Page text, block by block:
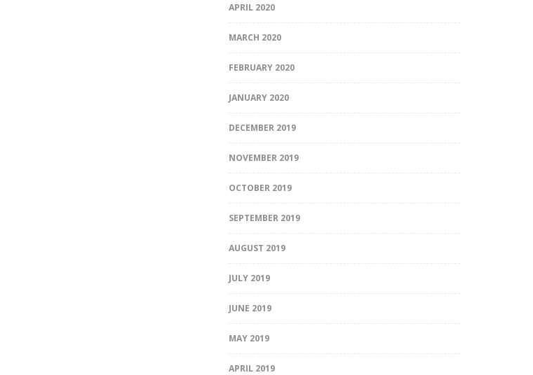
APRIL 2020
MARCH 2020
FEBRUARY 2020
JANUARY 2020
DECEMBER 2019
NOVEMBER 2019
OCTOBER 2019
SEPTEMBER 2019
AUGUST 2019
JULY 2019
JUNE 2019
MAY 2019
APRIL 2019